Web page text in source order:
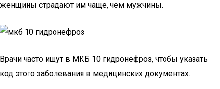
женщины страдают им чаще, чем мужчины.
Врачи часто ищут в МКБ 10 гидронефроз, чтобы указать
код этого заболевания в медицинских документах.